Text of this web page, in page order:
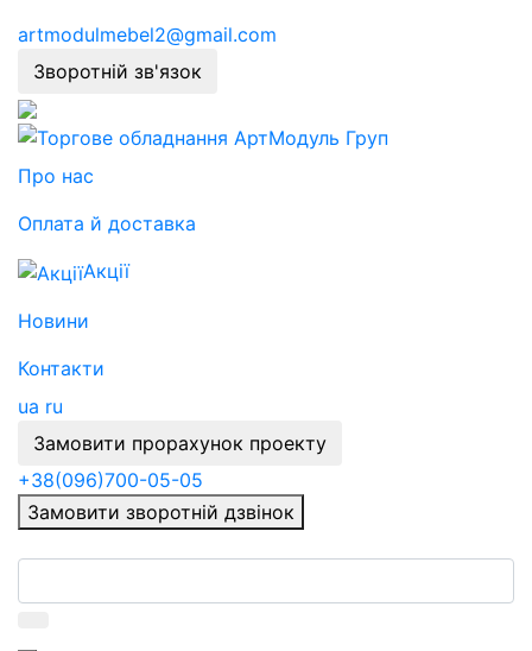
artmodulmebel2@gmail.com
Зворотній зв'язок
Про нас
Оплата й доставка
Акції
Новини
Контакти
ua ru
Замовити прорахунок проекту
+38(096)700-05-05
Замовити зворотній дзвінок